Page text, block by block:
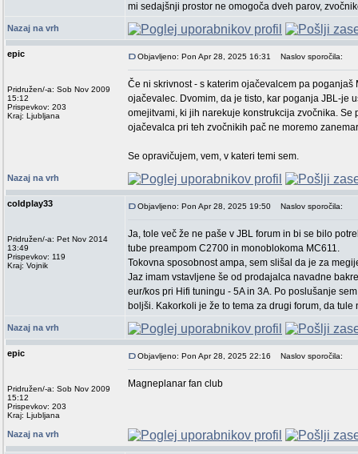
mi sedajšnji prostor ne omogoča dveh parov,
Nazaj na vrh
epic
Pridružen/-a: Sob Nov 2009
15:12
Prispevkov: 203
Kraj: Ljubljana
Objavljeno: Pon Apr 28, 2025 16:31 Naslov sporočila:
Če ni skrivnost - s katerim ojačevalcem pa
ojačevalec. Dvomim, da je tisto, kar poganja JBL-je
omejitvami, ki jih narekuje konstrukcija zvočnika.
ojačevalca pri teh zvočnikih pač ne moremo
Se opravičujem, vem, v kateri temi sem.
Nazaj na vrh
coldplay33
Pridružen/-a: Pet Nov 2014
13:49
Prispevkov: 119
Kraj: Vojnik
Objavljeno: Pon Apr 28, 2025 19:50 Naslov sporočila:
Ja, tole več že ne paše v JBL forum in bi se bilo
tube preampom C2700 in monoblokoma MC611.
Tokovna sposobnost ampa, sem slišal da je za
Jaz imam vstavljene še od prodajalca navadne
eur/kos pri Hifi tuningu - 5A in 3A. Po poslušanje
boljši. Kakorkoli je že to tema za drugi forum, da
Nazaj na vrh
epic
Pridružen/-a: Sob Nov 2009
15:12
Prispevkov: 203
Kraj: Ljubljana
Objavljeno: Pon Apr 28, 2025 22:16 Naslov sporočila:
Magneplanar fan club
Nazaj na vrh